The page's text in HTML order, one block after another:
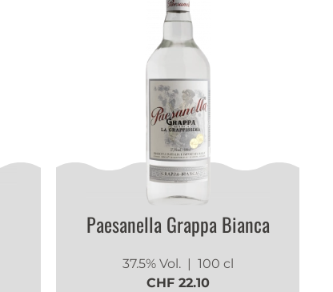
Paesanella Grappa Bianca
37.5% Vol.
| 100 cl
CHF 22.10